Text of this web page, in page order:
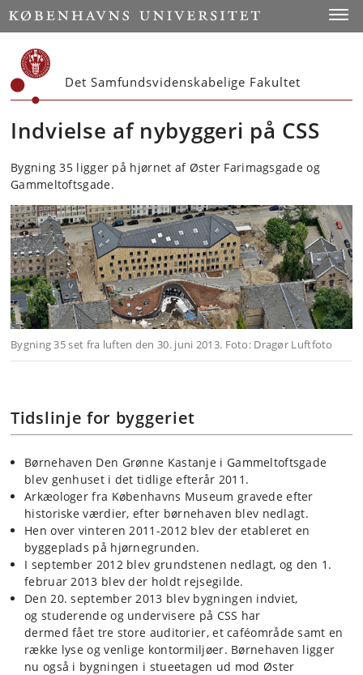
Start
Det Samfundsvidenskabelige Fakultet
Indvielse af nybyggeri på CSS
Bygning 35 ligger på hjørnet af Øster Farimagsgade og
Gammeltoftsgade.
Bygning 35 set fra luften den 30. juni 2013. Foto: Dragør Luftfoto
Tidslinje for byggeriet
Børnehaven Den Grønne Kastanje i Gammeltoftsgade
blev genhuset i det tidlige efterår 2011.
Arkæologer fra Københavns Museum gravede efter
historiske værdier, efter børnehaven blev nedlagt.
Hen over vinteren 2011-2012 blev der etableret en
byggeplads på hjørnegrunden.
I september 2012 blev grundstenen nedlagt, og den 1.
februar 2013 blev der holdt rejsegilde.
Den 20. september 2013 blev bygningen indviet,
og studerende og undervisere på CSS har
dermed fået tre store auditorier, et caféområde samt en
række lyse og venlige kontormiljøer. Børnehaven ligger
nu også i bygningen i stueetagen ud mod Øster